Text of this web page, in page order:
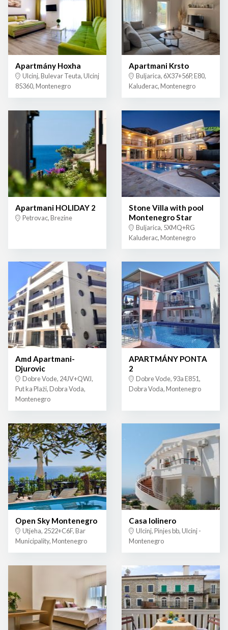
Apartmány Hoxha
Ulcinj, Bulevar Teuta, Ulcinj
85360, Montenegro
Apartmani Krsto
Buljarica, 6X37+56P, E80,
Kaluđerac, Montenegro
Apartmani HOLIDAY 2
Petrovac, Brezine
Stone Villa with pool
Montenegro Star
Buljarica, 5XMQ+RG
Kaluđerac, Montenegro
Amd Apartmani-
Djurovic
Dobre Vode, 24JV+QWJ,
Put ka Plaži, Dobra Voda,
Montenegro
APARTMÁNY PONTA
2
Dobre Vode, 93a E851,
Dobra Voda, Montenegro
Open Sky Montenegro
Utjeha, 2522+C6F, Bar
Municipality, Montenegro
Casa lolinero
Ulcinj, Pinjes bb, Ulcinj -
Montenegro